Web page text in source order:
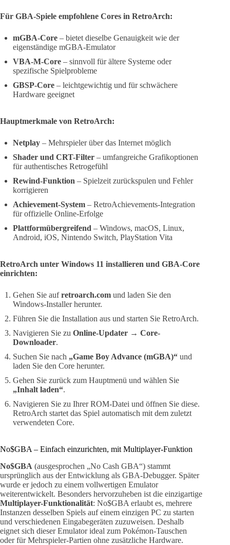
Für GBA-Spiele empfohlene Cores in RetroArch:
mGBA-Core – bietet dieselbe Genauigkeit wie der
eigenständige mGBA-Emulator
VBA-M-Core – sinnvoll für ältere Systeme oder
spezifische Spielprobleme
GBSP-Core – leichtgewichtig und für schwächere
Hardware geeignet
Hauptmerkmale von RetroArch:
Netplay – Mehrspieler über das Internet möglich
Shader und CRT-Filter – umfangreiche Grafikoptionen
für authentisches Retrogefühl
Rewind-Funktion – Spielzeit zurückspulen und Fehler
korrigieren
Achievement-System – RetroAchievements-Integration
für offizielle Online-Erfolge
Plattformübergreifend – Windows, macOS, Linux,
Android, iOS, Nintendo Switch, PlayStation Vita
RetroArch unter Windows 11 installieren und GBA-Core
einrichten:
Gehen Sie aufretroarch.com und laden Sie den
Windows-Installer herunter.
Führen Sie die Installation aus und starten Sie RetroArch.
Navigieren Sie zu Online-Updater → Core-
Downloader.
Suchen Sie nach „Game Boy Advance (mGBA)“ und
laden Sie den Core herunter.
Gehen Sie zurück zum Hauptmenü und wählen Sie
„Inhalt laden“.
Navigieren Sie zu Ihrer ROM-Datei und öffnen Sie diese.
RetroArch startet das Spiel automatisch mit dem zuletzt
verwendeten Core.
No$GBA – Einfach einzurichten, mit Multiplayer-Funktion
No$GBA (ausgesprochen „No Cash GBA“) stammt
ursprünglich aus der Entwicklung als GBA-Debugger. Später
wurde er jedoch zu einem vollwertigen Emulator
weiterentwickelt. Besonders hervorzuheben ist die einzigartige
Multiplayer-Funktionalität: No$GBA erlaubt es, mehrere
Instanzen desselben Spiels auf einem einzigen PC zu starten
und verschiedenen Eingabegeräten zuzuweisen. Deshalb
eignet sich dieser Emulator ideal zum Pokémon-Tauschen
oder für Mehrspieler-Partien ohne zusätzliche Hardware.